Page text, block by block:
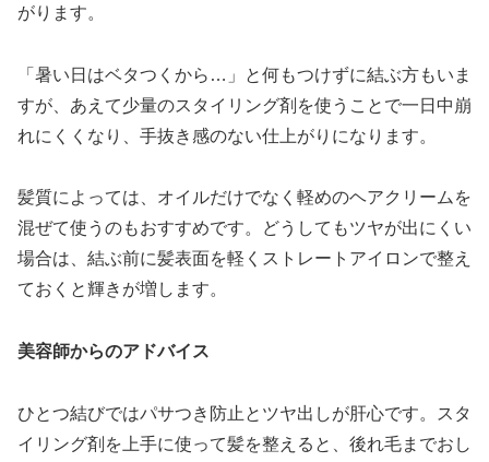
がります。
「暑い日はベタつくから…」と何もつけずに結ぶ方もいま
すが、あえて少量のスタイリング剤を使うことで一日中崩
れにくくなり、手抜き感のない仕上がりになります。
髪質によっては、オイルだけでなく軽めのヘアクリームを
混ぜて使うのもおすすめです。どうしてもツヤが出にくい
場合は、結ぶ前に髪表面を軽くストレートアイロンで整え
ておくと輝きが増します。
美容師からのアドバイス
ひとつ結びではパサつき防止とツヤ出しが肝心です。スタ
イリング剤を上手に使って髪を整えると、後れ毛までおし